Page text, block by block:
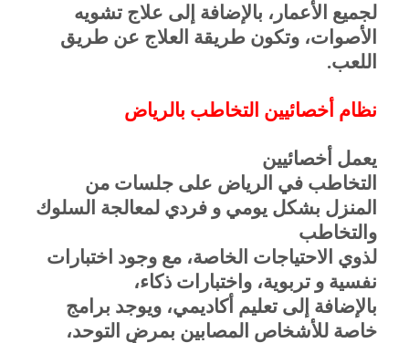
لجميع الأعمار، بالإضافة إلى علاج تشويه
الأصوات، وتكون طريقة العلاج عن طريق
اللعب.
نظام أخصائيين التخاطب بالرياض
يعمل أخصائيين
التخاطب في الرياض على جلسات من
المنزل بشكل يومي و فردي لمعالجة السلوك
والتخاطب
لذوي الاحتياجات الخاصة، مع وجود اختبارات
نفسية و تربوية، واختبارات ذكاء،
بالإضافة إلى تعليم أكاديمي، ويوجد برامج
خاصة للأشخاص المصابين بمرض التوحد،